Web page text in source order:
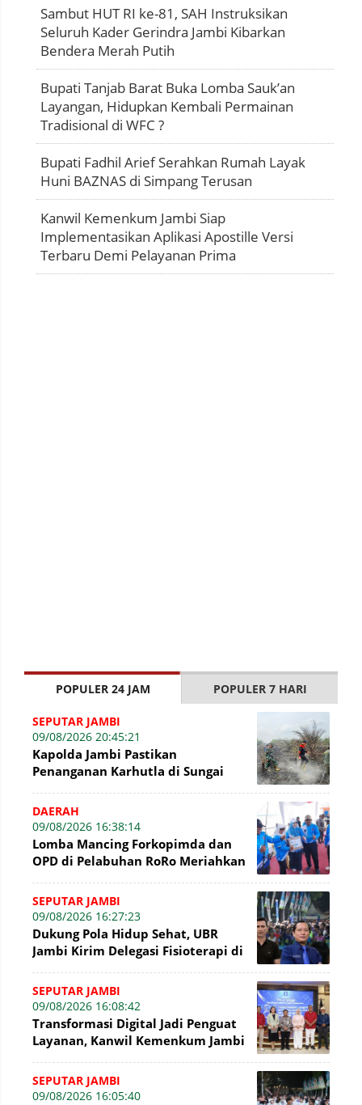
Sambut HUT RI ke-81, SAH Instruksikan
Seluruh Kader Gerindra Jambi Kibarkan
Bendera Merah Putih
Bupati Tanjab Barat Buka Lomba Sauk’an
Layangan, Hidupkan Kembali Permainan
Tradisional di WFC ?
Bupati Fadhil Arief Serahkan Rumah Layak
Huni BAZNAS di Simpang Terusan
Kanwil Kemenkum Jambi Siap
Implementasikan Aplikasi Apostille Versi
Terbaru Demi Pelayanan Prima
POPULER 24 JAM POPULER 7 HARI
SEPUTAR JAMBI
09/08/2026 20:45:21
Kapolda Jambi Pastikan
Penanganan Karhutla di Sungai
DAERAH
09/08/2026 16:38:14
Lomba Mancing Forkopimda dan
OPD di Pelabuhan RoRo Meriahkan
Barat
SEPUTAR JAMBI
09/08/2026 16:27:23
Dukung Pola Hidup Sehat, UBR
Jambi Kirim Delegasi Fisioterapi di
SEPUTAR JAMBI
09/08/2026 16:08:42
Transformasi Digital Jadi Penguat
Layanan, Kanwil Kemenkum Jambi
SEPUTAR JAMBI
09/08/2026 16:05:40